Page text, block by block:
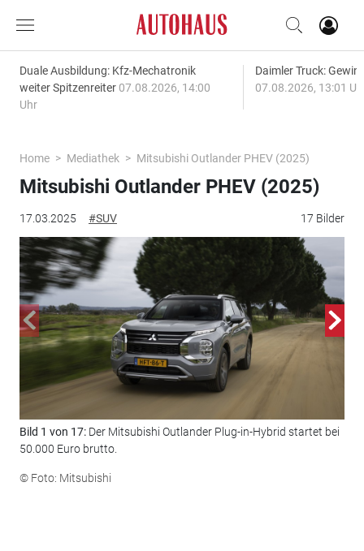
Duale Ausbildung: Kfz-Mechatronik
weiter Spitzenreiter 07.08.2026, 14:00
Uhr
Daimler Truck:
07.08.2026, 13:01
Home Mediathek Mitsubishi Outlander PHEV (2025)
17.03.2025 #SUV 17 Bilder
Mitsubishi Outlander PHEV (2025)
Bild 1 von 17: Der Mitsubishi Outlander Plug-in-Hybrid startet bei
50.000 Euro brutto.
© Foto: Mitsubishi